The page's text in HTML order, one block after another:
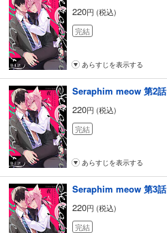
220円 (税込)
完結
あらすじを表示する
Seraphim meow 第2話
220円 (税込)
完結
あらすじを表示する
Seraphim meow 第3話
220円 (税込)
完結